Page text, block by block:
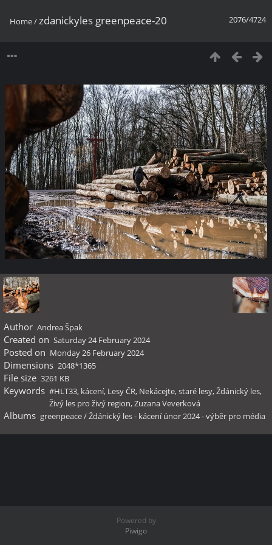
2076/4724
Home/zdanickyles greenpeace-20
Author Andrea Špak
Created on Saturday 24 February 2024
Posted on Monday 26 February 2024
Dimensions 2048*1365
File size 3261 KB
Keywords #HLT33, kácení, Lesy ČR, Nekácejte,staré lesy,Ždánický les,
Živý les pro živý region,Zuzana Veverková
Albums greenpeace/Ždánický les - kácení únor 2024 - výběr pro média
Powered by
Piwigo